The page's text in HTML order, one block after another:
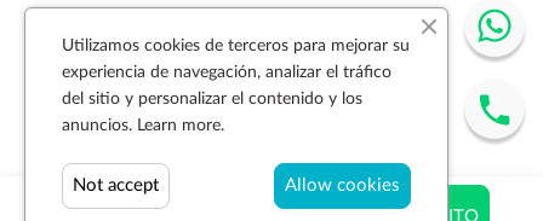
$ 399.00 AÑADIR AL CARRITO
Utilizamos cookies de terceros para mejorar su
experiencia de navegación, analizar el tráfico
del sitio y personalizar el contenido y los
anuncios. Learn more.
Allow cookies
Not accept